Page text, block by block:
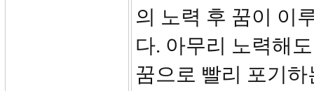
의 노력 후 꿈이 이
다. 아무리 노력해
꿈으로 빨리 포기